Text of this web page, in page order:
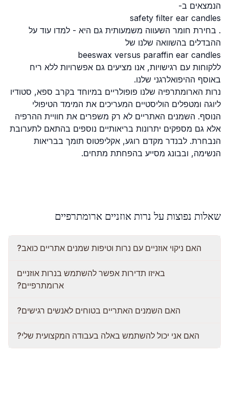
הנמצאים ב-
safety filter ear candles
. בחירת חומר השעווה משמעותית גם היא - למדו עוד על
ההבדלים בהשוואה שלנו של
beeswax versus paraffin ear candles
ללקוחות עם רגישויות, אנו מציעים גם אפשרויות ללא ריח
באוסף ההיפואלרגני שלנו.
נרות הארומתרפיה שלנו פופולריים במיוחד בקרב ספא, סטודיו
ליוגה ומטפלים הוליסטיים המעריכים את המימד הטיפולי
הנוסף. השמנים האתריים לא רק משפרים את חוויית ההרפיה
אלא גם מספקים יתרונות בריאותיים נוספים בהתאם לתערובת
הנבחרת. לבנדר מקדם רוגע, אקליפטוס תומך בבריאות
הנשימה, ובבונג מסייע בהפחתת מתחים.
שאלות נפוצות על נרות אוזניים ארומתרפיים
האם ניקוי אוזניים עם נרות וטיפות שמנים אתריים כואב?
באיזו תדירות אפשר להשתמש בנרות אוזניים
ארומתרפיים?
האם השמנים האתריים בטוחים לאנשים רגישים?
האם אני יכול להשתמש באלה בעבודה המקצועית שלי?